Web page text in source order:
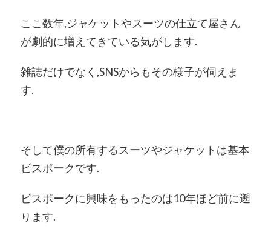
ここ数年,ジャケットやスーツの仕立て屋さん
が劇的に増えてきている気がします.
雑誌だけでなく,SNSからもその様子が伺えま
す.
そして僕の所有するスーツやジャケットは基本
ビスポークです.
ビスポークに興味をもったのは10年ほど前に遡
ります.